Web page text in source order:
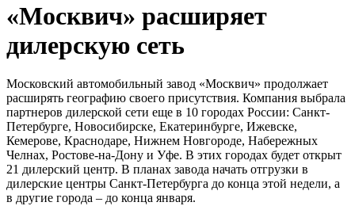
«Москвич» расширяет
дилерскую сеть
Московский автомобильный завод «Москвич» продолжает
расширять географию своего присутствия. Компания выбрала
партнеров дилерской сети еще в 10 городах России: Санкт-
Петербурге, Новосибирске, Екатеринбурге, Ижевске,
Кемерове, Краснодаре, Нижнем Новгороде, Набережных
Челнах, Ростове-на-Дону и Уфе. В этих городах будет открыт
21 дилерский центр. В планах завода начать отгрузки в
дилерские центры Санкт-Петербурга до конца этой недели, а
в другие города – до конца января.